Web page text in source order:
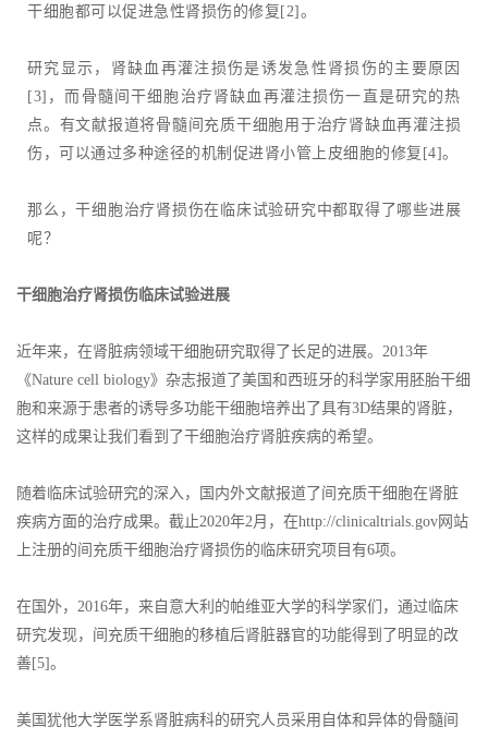
干细胞都可以促进急性肾损伤的修复[2]。
研究显示，肾缺血再灌注损伤是诱发急性肾损伤的主要原因
[3]，而骨髓间干细胞治疗肾缺血再灌注损伤一直是研究的热
点。有文献报道将骨髓间充质干细胞用于治疗肾缺血再灌注损
伤，可以通过多种途径的机制促进肾小管上皮细胞的修复[4]。
那么，干细胞治疗肾损伤在临床试验研究中都取得了哪些进展
呢？
干细胞治疗肾损伤临床试验进展
近年来，在肾脏病领域干细胞研究取得了长足的进展。2013年
《Nature cell biology》杂志报道了美国和西班牙的科学家用胚胎干细
胞和来源于患者的诱导多功能干细胞培养出了具有3D结果的肾脏，
这样的成果让我们看到了干细胞治疗肾脏疾病的希望。
随着临床试验研究的深入，国内外文献报道了间充质干细胞在肾脏
疾病方面的治疗成果。截止2020年2月，在http://clinicaltrials.gov网站
上注册的间充质干细胞治疗肾损伤的临床研究项目有6项。
在国外，2016年，来自意大利的帕维亚大学的科学家们，通过临床
研究发现，间充质干细胞的移植后肾脏器官的功能得到了明显的改
善[5]。
美国犹他大学医学系肾脏病科的研究人员采用自体和异体的骨髓间